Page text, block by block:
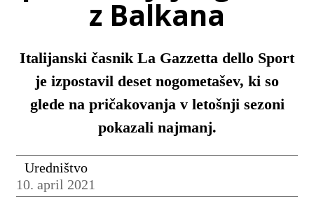
z Balkana
Italijanski časnik La Gazzetta dello Sport
je izpostavil deset nogometašev, ki so
glede na pričakovanja v letošnji sezoni
pokazali najmanj.
Uredništvo
10. april 2021